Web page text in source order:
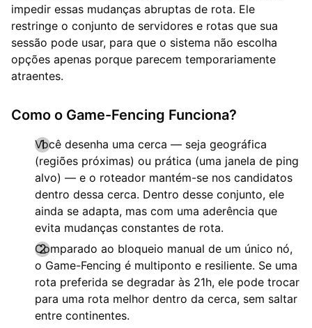
impedir essas mudanças abruptas de rota. Ele
restringe o conjunto de servidores e rotas que sua
sessão pode usar, para que o sistema não escolha
opções apenas porque parecem temporariamente
atraentes.
Como o Game-Fencing Funciona?
Você desenha uma cerca — seja geográfica
(regiões próximas) ou prática (uma janela de ping
alvo) — e o roteador mantém-se nos candidatos
dentro dessa cerca. Dentro desse conjunto, ele
ainda se adapta, mas com uma aderência que
evita mudanças constantes de rota.
Comparado ao bloqueio manual de um único nó,
o Game-Fencing é multiponto e resiliente. Se uma
rota preferida se degradar às 21h, ele pode trocar
para uma rota melhor dentro da cerca, sem saltar
entre continentes.